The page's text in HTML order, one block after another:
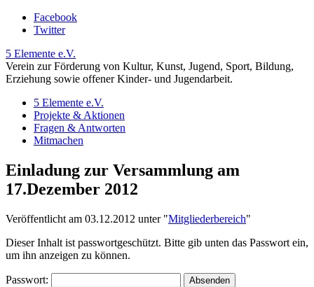
Facebook
Twitter
5 Elemente e.V.
Verein zur Förderung von Kultur, Kunst, Jugend, Sport, Bildung,
Erziehung sowie offener Kinder- und Jugendarbeit.
5 Elemente e.V.
Projekte & Aktionen
Fragen & Antworten
Mitmachen
Einladung zur Versammlung am
17.Dezember 2012
Veröffentlicht am 03.12.2012 unter "Mitgliederbereich"
Dieser Inhalt ist passwortgeschützt. Bitte gib unten das Passwort ein,
um ihn anzeigen zu können.
Passwort: